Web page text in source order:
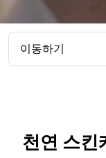
이동하기
천연 스킨